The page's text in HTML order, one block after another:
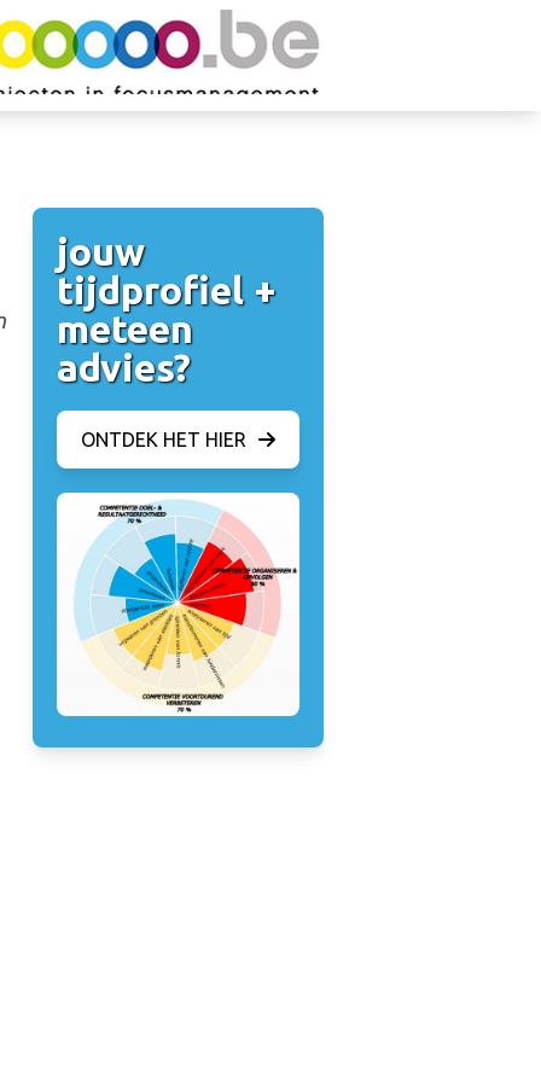
jouw
tijdprofiel +
meteen
advies?
ONTDEK HET HIER